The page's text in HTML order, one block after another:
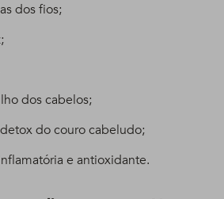
dos fios;
dos cabelos;
do couro cabeludo;
e antioxidante.